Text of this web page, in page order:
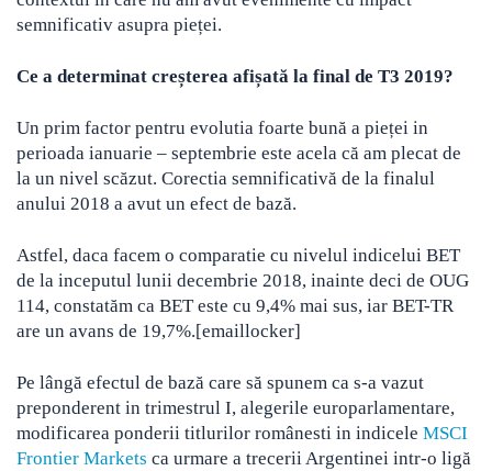
semnificativ asupra pieței.
Ce a determinat creșterea afișată la final de T3 2019?
Un prim factor pentru evolutia foarte bună a pieței in
perioada ianuarie – septembrie este acela că am plecat de
la un nivel scăzut. Corectia semnificativă de la finalul
anului 2018 a avut un efect de bază.
Astfel, daca facem o comparatie cu nivelul indicelui BET
de la inceputul lunii decembrie 2018, inainte deci de OUG
114, constatăm ca BET este cu 9,4% mai sus, iar BET-TR
are un avans de 19,7%.[emaillocker]
Pe lângă efectul de bază care să spunem ca s-a vazut
preponderent in trimestrul I, alegerile europarlamentare,
modificarea ponderii titlurilor românesti in indicele MSCI
Frontier Markets ca urmare a trecerii Argentinei intr-o ligă